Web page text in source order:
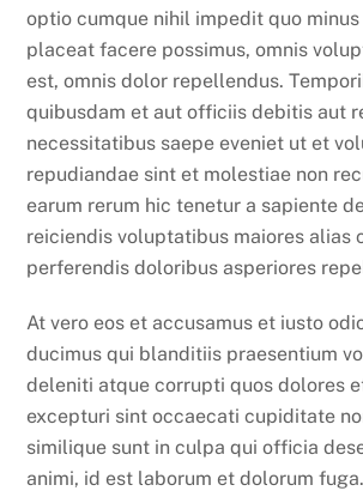
optio cumque nihil impedit quo
placeat facere possimus, omnis
est, omnis dolor repellendus.
quibusdam et aut officiis debitis aut
necessitatibus saepe eveniet ut et
repudiandae sint et molestiae non
earum rerum hic tenetur a sapiente
reiciendis voluptatibus maiores alias
perferendis doloribus asperiores
At vero eos et accusamus et iusto
ducimus qui blanditiis praesentium
deleniti atque corrupti quos dolores
excepturi sint occaecati cupiditate
similique sunt in culpa qui officia
animi, id est laborum et dolorum